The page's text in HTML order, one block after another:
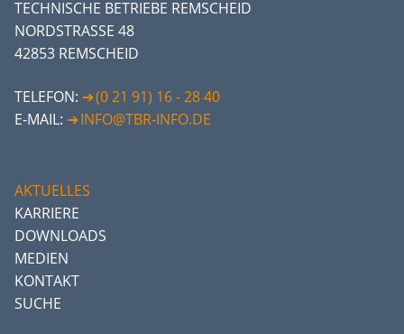
TECHNISCHE BETRIEBE REMSCHEID
NORDSTRASSE 48
42853 REMSCHEID
TELEFON:
(0 21 91) 16 - 28 40
E-MAIL:
INFO@TBR-INFO.DE
AKTUELLES
KARRIERE
DOWNLOADS
MEDIEN
KONTAKT
SUCHE